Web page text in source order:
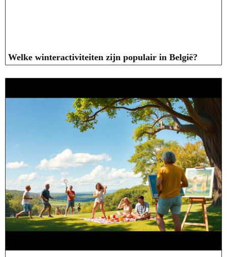
Welke winteractiviteiten zijn populair in België?